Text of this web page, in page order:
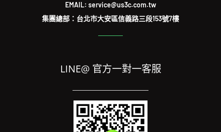
EMAIL: service@us3c.com.tw
集團總部：台北市大安區信義路三段153號7樓
LINE@ 官方一對一客服